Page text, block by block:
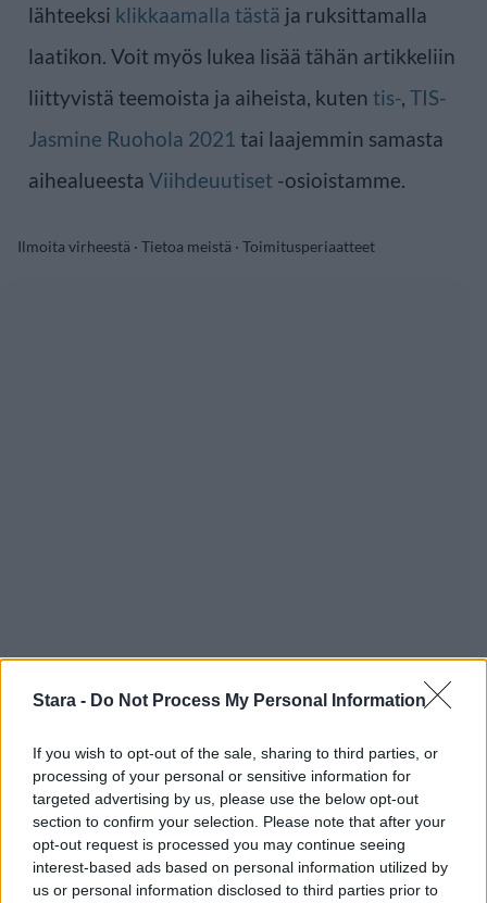
Stara - Do Not Process My Personal Information
If you wish to opt-out of the sale, sharing to third parties, or
processing of your personal or sensitive information for
targeted advertising by us, please use the below opt-out
section to confirm your selection. Please note that after your
opt-out request is processed you may continue seeing
interest-based ads based on personal information utilized by
us or personal information disclosed to third parties prior to
lähteeksi klikkaamalla tästä ja ruksittamalla
laatikon. Voit myös lukea lisää tähän artikkeliin
liittyvistä teemoista ja aiheista, kuten tis-, TIS-
Jasmine Ruohola 2021 tai laajemmin samasta
aihealueesta Viihdeuutiset -osioistamme.
Ilmoita virheestä · Tietoa meistä · Toimitusperiaatteet